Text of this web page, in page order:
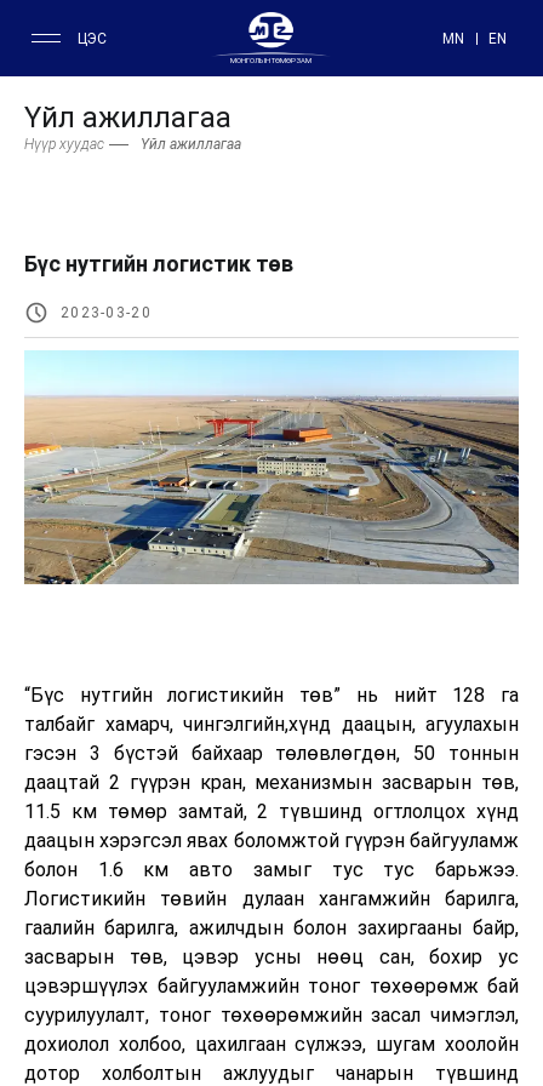
ЦЭС
МОНГОЛЫН ТӨМӨР ЗАМ
MN EN
Үйл ажиллагаа
Нүүр хуудас Үйл ажиллагаа
Бүс нутгийн логистик төв
2023-03-20
“Бүс нутгийн логистикийн төв” нь нийт 128 га
талбайг хамарч, чингэлгийн,хүнд даацын, агуулахын
гэсэн 3 бүстэй байхаар төлөвлөгдөн, 50 тоннын
даацтай 2 гүүрэн кран, механизмын засварын төв,
11.5 км төмөр замтай, 2 түвшинд огтлолцох хүнд
даацын хэрэгсэл явах боломжтой гүүрэн байгууламж
болон 1.6 км авто замыг тус тус барьжээ.
Логистикийн төвийн дулаан хангамжийн барилга,
гаалийн барилга, ажилчдын болон захиргааны байр,
засварын төв, цэвэр усны нөөц сан, бохир ус
цэвэршүүлэх байгууламжийн тоног төхөөрөмж бай
суурилуулалт, тоног төхөөрөмжийн засал чимэглэл,
дохиолол холбоо, цахилгаан сүлжээ, шугам хоолойн
дотор холболтын ажлуудыг чанарын түвшинд